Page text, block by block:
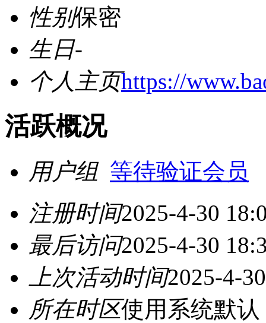
性别保密
生日-
个人主页https://
活跃概况
用户组 等待验证会员
注册时间2025-4-30
最后访问2025-4-30
上次活动时间2025-4-
所在时区使用系统默认